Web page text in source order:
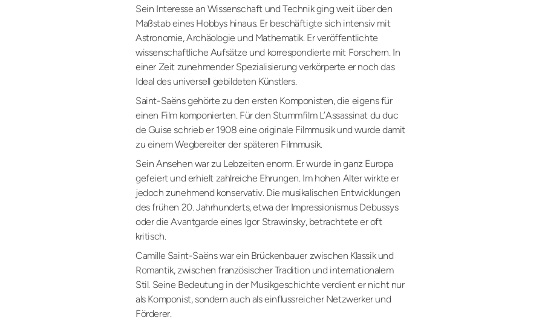
Sein Interesse an Wissenschaft und Technik ging weit über den
Maßstab eines Hobbys hinaus. Er beschäftigte sich intensiv mit
Astronomie, Archäologie und Mathematik. Er veröffentlichte
wissenschaftliche Aufsätze und korrespondierte mit Forschern. In
einer Zeit zunehmender Spezialisierung verkörperte er noch das
Ideal des universell gebildeten Künstlers.
Saint-Saëns gehörte zu den ersten Komponisten, die eigens für
einen Film komponierten. Für den Stummfilm L’Assassinat du duc
de Guise schrieb er 1908 eine originale Filmmusik und wurde damit
zu einem Wegbereiter der späteren Filmmusik.
Sein Ansehen war zu Lebzeiten enorm. Er wurde in ganz Europa
gefeiert und erhielt zahlreiche Ehrungen. Im hohen Alter wirkte er
jedoch zunehmend konservativ. Die musikalischen Entwicklungen
des frühen 20. Jahrhunderts, etwa der Impressionismus Debussys
oder die Avantgarde eines Igor Strawinsky, betrachtete er oft
kritisch.
Camille Saint-Saëns war ein Brückenbauer zwischen Klassik und
Romantik, zwischen französischer Tradition und internationalem
Stil. Seine Bedeutung in der Musikgeschichte verdient er nicht nur
als Komponist, sondern auch als einflussreicher Netzwerker und
Förderer.